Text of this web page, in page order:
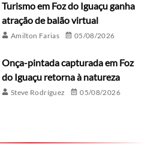
Turismo em Foz do Iguaçu ganha
atração de balão virtual
Amilton Farias 05/08/2026
Onça-pintada capturada em Foz
do Iguaçu retorna à natureza
Steve Rodríguez 05/08/2026